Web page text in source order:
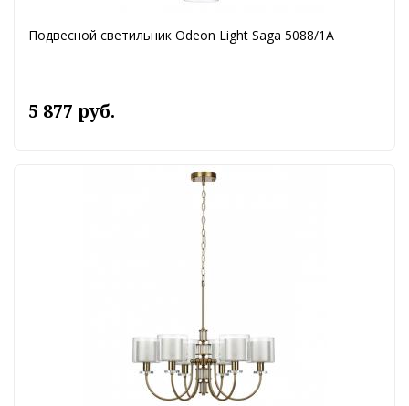
Подвесной светильник Odeon Light Saga 5088/1A
5 877 руб.